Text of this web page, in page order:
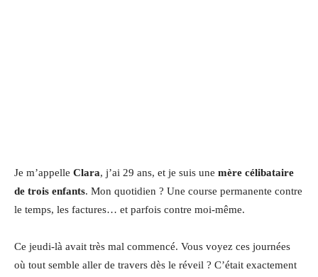
Je m’appelle Clara, j’ai 29 ans, et je suis une mère célibataire
de trois enfants. Mon quotidien ? Une course permanente contre
le temps, les factures… et parfois contre moi-même.
Ce jeudi-là avait très mal commencé. Vous voyez ces journées
où tout semble aller de travers dès le réveil ? C’était exactement